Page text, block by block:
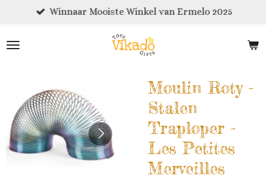
naar
Winnaar Mooiste Winkel van Ermelo 2025
Moulin Roty -
Stalen
Traploper -
Les Petites
Merveilles